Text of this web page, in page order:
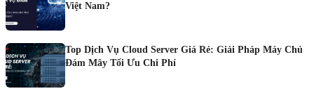
Việt Nam?
Top Dịch Vụ Cloud Server Giá Rẻ: Giải Pháp Máy Chủ
Đám Mây Tối Ưu Chi Phí